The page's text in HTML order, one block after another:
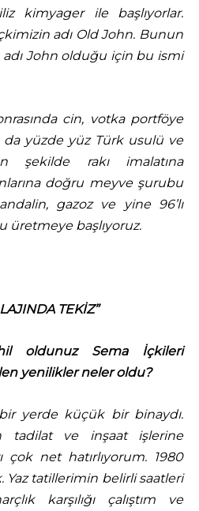
kimyager ile başlıyorlar.
adı Old John. Bunun
John olduğu için bu ismi
cin, votka portföye
da yüzde yüz Türk usulü ve
şekilde rakı imalatına
doğru meyve şurubu
gazoz ve yine 96’lı
üretmeye başlıyoruz.
TEKİZ”
oldunuz Sema İçkileri
yenilikler neler oldu?
yerde küçük bir binaydı.
tadilat ve inşaat işlerine
çok net hatırlıyorum. 1980
Yaz tatillerimin belirli saatleri
karşılığı çalıştım ve